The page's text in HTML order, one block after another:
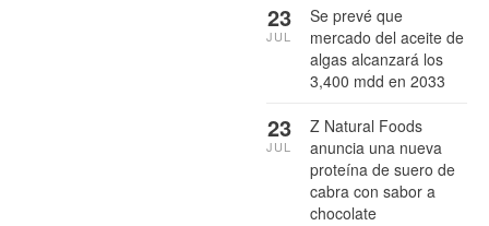
Se prevé que
mercado del aceite de
algas alcanzará los
3,400 mdd en 2033
23
JUL
Z Natural Foods
anuncia una nueva
proteína de suero de
cabra con sabor a
chocolate
23
JUL